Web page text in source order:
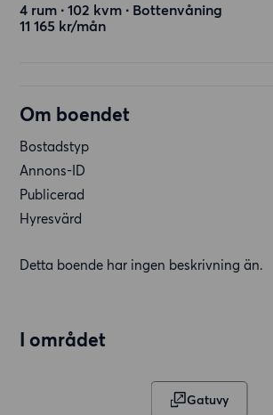
4 rum ∙ 102 kvm ∙ Bottenvåning
11 165 kr/mån
Om boendet
Bostadstyp
Annons-ID
Publicerad
Hyresvärd
Detta boende har ingen beskrivning än.
I området
Gatuvy